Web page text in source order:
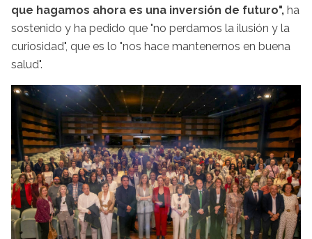
que hagamos ahora es una inversión de futuro", ha
sostenido y ha pedido que "no perdamos la ilusión y la
curiosidad", que es lo "nos hace mantenernos en buena
salud".